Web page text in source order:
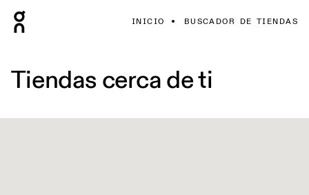
INICIO BUSCADOR DE TIENDAS
Tiendas cerca de ti